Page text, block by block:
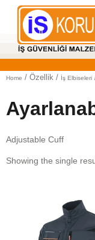
Home / Özellik / İş Elbiseleri
Adjustable Cuff
Showing the single